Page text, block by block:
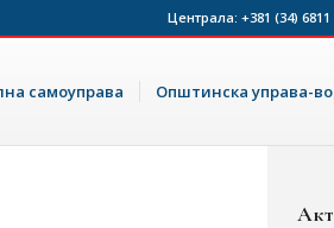
Централа: +381 (34) 6811
самоуправа Општинска управа-